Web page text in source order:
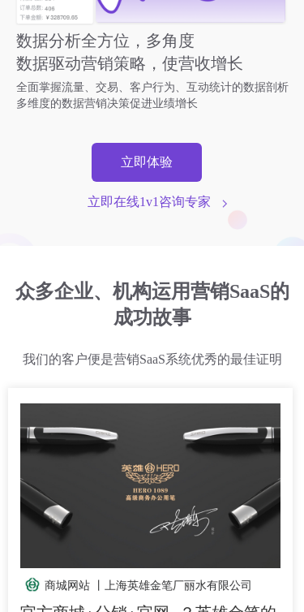
数据分析全方位，多角度
数据驱动营销策略，使营收增长
全面掌握流量、交易、客户行为、互动统计的数据剖析
多维度的数据营销决策促进业绩增长
立即体验
立即在线1v1咨询专家
众多企业、机构运用营销SaaS的
成功故事
我们的客户便是营销SaaS系统优秀的最佳证明
商城网站 丨 上海英雄金笔厂丽水有限公司